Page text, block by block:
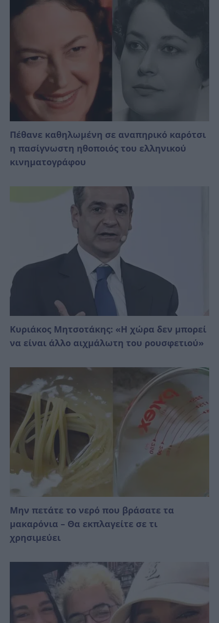
Πέθανε καθηλωμένη σε αναπηρικό καρότσι
η πασίγνωστη ηθοποιός του ελληνικού
κινηματογράφου
Κυριάκος Μητσοτάκης: «Η χώρα δεν μπορεί
να είναι άλλο αιχμάλωτη του ρουσφετιού»
Μην πετάτε το νερό που βράσατε τα
μακαρόνια – Θα εκπλαγείτε σε τι
χρησιμεύει